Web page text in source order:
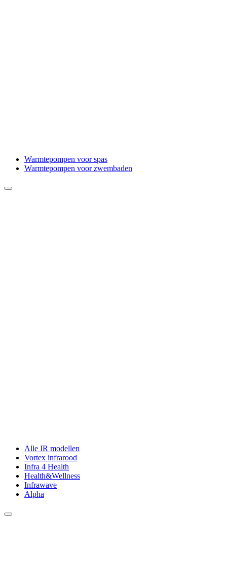
Warmtepompen voor spas
Warmtepompen voor zwembaden
Alle IR modellen
Vortex infrarood
Infra 4 Health
Health&Wellness
Infrawave
Alpha